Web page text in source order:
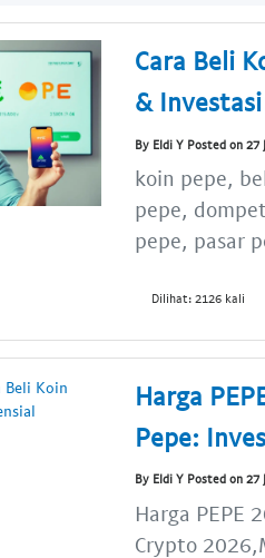
Cara Beli
&
By Eldi Y Posted on 27
koin pepe,
pepe,
pepe, pasar
Dilihat: 2126 kali
Harga
Pepe:
By Eldi Y Posted on 27
Harga PEPE
Crypto